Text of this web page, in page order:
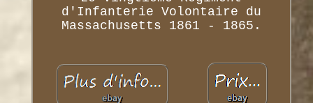
d'Infanterie Volontaire du
Massachusetts 1861 - 1865.